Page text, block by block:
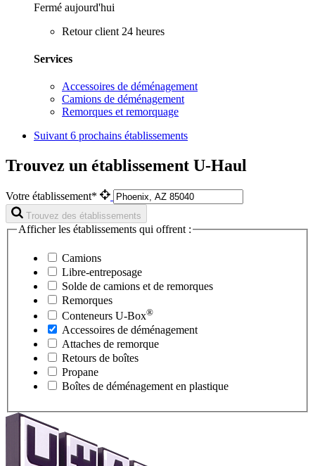
Fermé aujourd'hui
Retour client 24 heures
Services
Accessoires de déménagement
Camions de déménagement
Remorques et remorquage
Suivant 6 prochains établissements
Trouvez un établissement U-Haul
Votre établissement*
Trouvez des établissements
Afficher les établissements qui offrent :
Camions
Libre-entreposage
Solde de camions et de remorques
Remorques
Conteneurs U-Box®
Accessoires de déménagement
Attaches de remorque
Retours de boîtes
Propane
Boîtes de déménagement en plastique